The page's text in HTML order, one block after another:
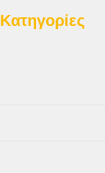
Κατηγορίες